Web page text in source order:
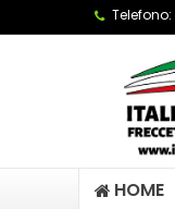
Telefono:
HOME